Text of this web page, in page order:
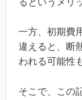
一方、初期費
違えると、断
われる可能性
そこで、この